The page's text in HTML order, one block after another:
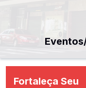
Fortaleça Seu